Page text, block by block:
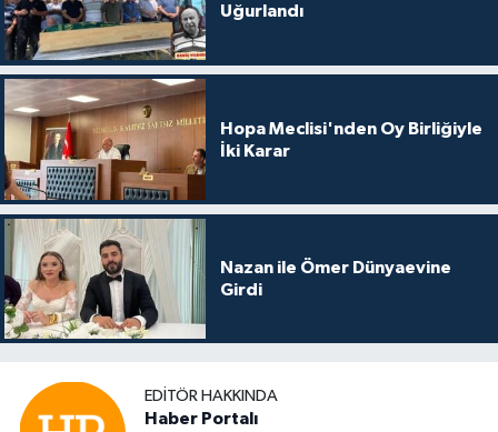
Uğurlandı
Hopa Meclisi'nden Oy Birliğiyle
İki Karar
Nazan ile Ömer Dünyaevine
Girdi
EDITÖR HAKKINDA
Haber Portalı